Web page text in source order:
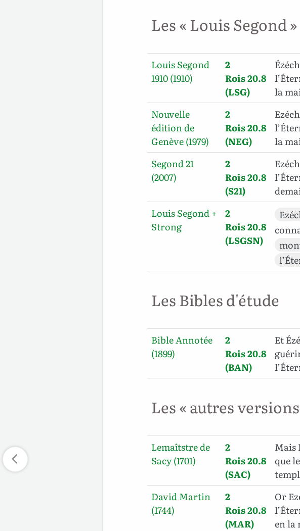
Les « Louis Segond »
Louis Segond
1910 (1910)
2
Rois 20.8
(LSG)
la
Nouvelle
édition de
Genève (1979)
2
Rois 20.8
(NEG)
la
Segond 21
(2007)
2
Rois 20.8
(S21)
Louis Segond +
Strong
2
Rois 20.8
(LSGSN)
Les Bibles d'étude
Bible Annotée
(1899)
2
Rois 20.8
(BAN)
Et
Les « autres
Lemaîtstre de
Sacy (1701)
2
Rois 20.8
(SAC)
Mais
que
David Martin
(1744)
2
Rois 20.8
(MAR)
Or
en la